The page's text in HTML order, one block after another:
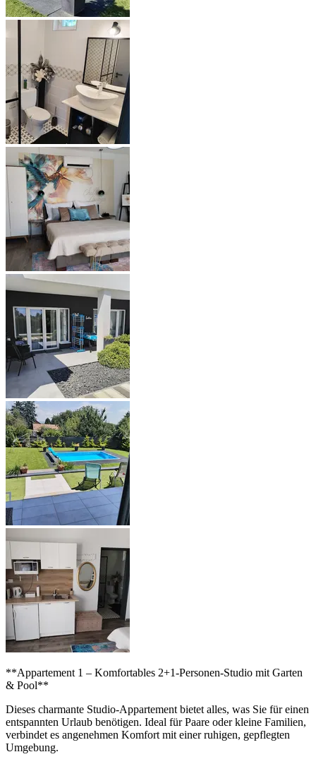
**Appartement 1 – Komfortables 2+1-Personen-Studio mit Garten
& Pool**
Dieses charmante Studio-Appartement bietet alles, was Sie für einen
entspannten Urlaub benötigen. Ideal für Paare oder kleine Familien,
verbindet es angenehmen Komfort mit einer ruhigen, gepflegten
Umgebung.